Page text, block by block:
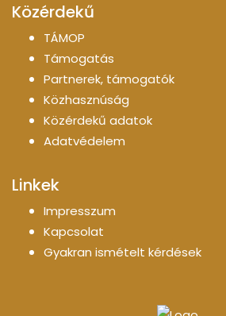
Közérdekű
TÁMOP
Támogatás
Partnerek, támogatók
Közhasznúság
Közérdekű adatok
Adatvédelem
Linkek
Impresszum
Kapcsolat
Gyakran ismételt kérdések